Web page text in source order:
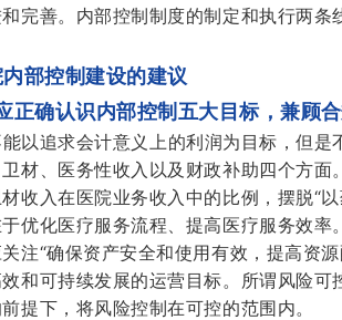
完善。内部控制制度的制定和执行两
部控制建设的建议
正确认识内部控制五大目标，兼顾
以追求会计意义上的利润为目标，但
材、医务性收入以及财政补助四个方
收入在医院业务收入中的比例，摆脱“
优化医疗服务流程、提高医疗服务效
注“确保资产安全和使用有效，提高资
和可持续发展的运营目标。所谓风险
提下，将风险控制在可控的范围内。